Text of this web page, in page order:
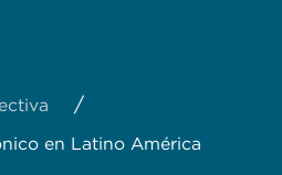
/
en Latino América